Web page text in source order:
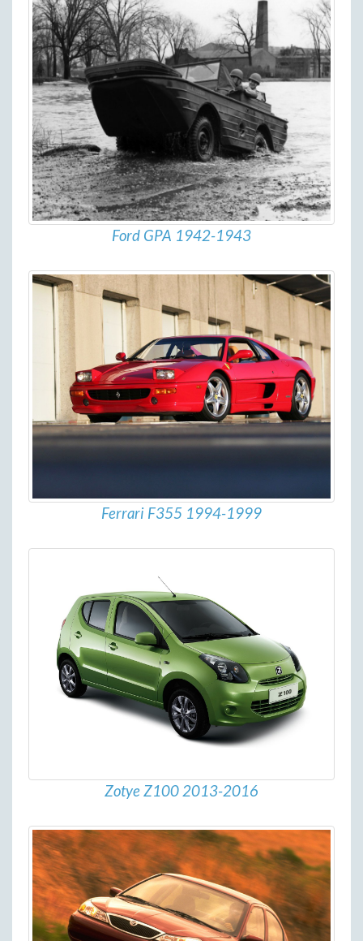
Ford GPA 1942-1943
Ferrari F355 1994-1999
Zotye Z100 2013-2016